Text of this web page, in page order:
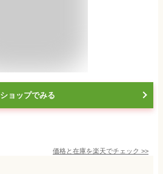
ショップでみる
価格と在庫を楽天でチェック >>